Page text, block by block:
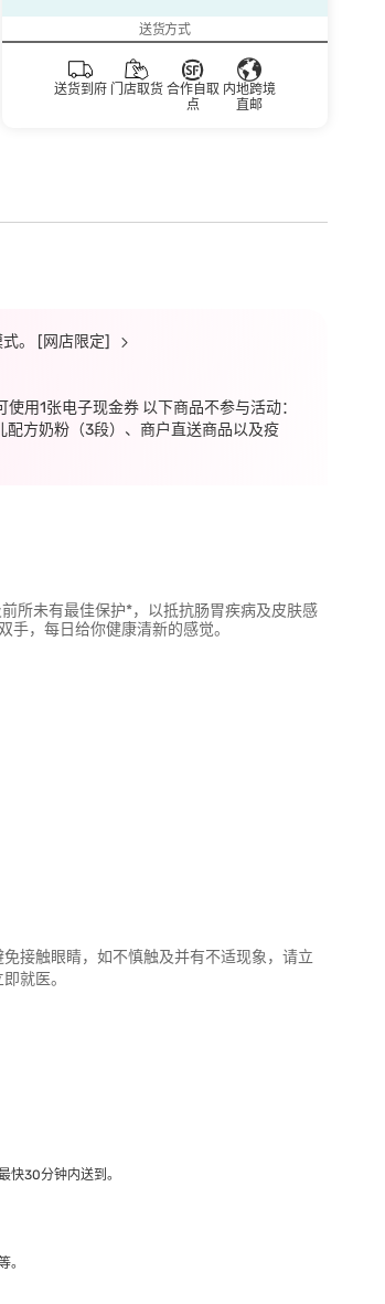
送货方式
送货到府 门店取货 合作自取
点
内地跨境
直邮
。 [网店限定]
用1张电子现金券 以下商品不参与活动：
方奶粉（3段）、商户直送商品以及疫
所未有最佳保护*，以抵抗肠胃疾病及皮肤感
，每日给你健康清新的感觉。
接触眼睛，如不慎触及并有不适现象，请立
就医。
快30分钟内送到​。
。